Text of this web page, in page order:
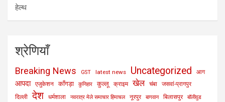
हेल्थ
श्रेणियाँ
Breaking News GST latest news Uncategorized आग
आपदा एजुकेशन काँगड़ा कुनिहार कुल्लू क्राइम खेल चंबा
जसवां-प्रागपुर
दिल्ली
देश धर्मशाला नवरात्र मेले समाचार हिमाचल नूरपुर बागवान बिलासपुर बॉलीवुड